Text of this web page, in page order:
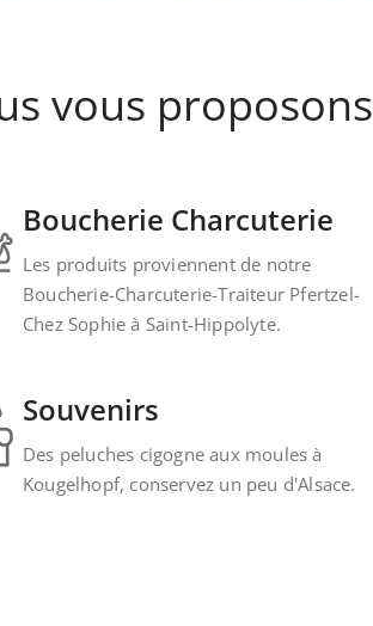
vous proposons
Boucherie Charcuterie
Les produits proviennent de notre
Boucherie-Charcuterie-Traiteur Pfertzel-
Chez Sophie à Saint-Hippolyte.
Souvenirs
Des peluches cigogne aux moules à
Kougelhopf, conservez un peu d'Alsace.